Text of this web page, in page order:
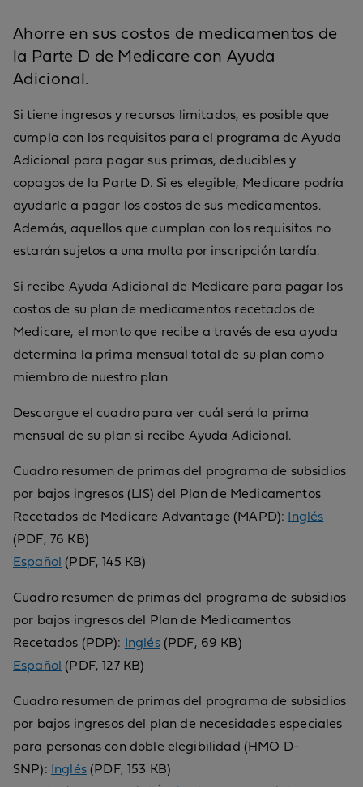
Ahorre en sus costos de medicamentos de
la Parte D de Medicare con Ayuda
Adicional.
Si tiene ingresos y recursos limitados, es posible que
cumpla con los requisitos para el programa de Ayuda
Adicional para pagar sus primas, deducibles y
copagos de la Parte D. Si es elegible, Medicare podría
ayudarle a pagar los costos de sus medicamentos.
Además, aquellos que cumplan con los requisitos no
estarán sujetos a una multa por inscripción tardía.
Si recibe Ayuda Adicional de Medicare para pagar los
costos de su plan de medicamentos recetados de
Medicare, el monto que recibe a través de esa ayuda
determina la prima mensual total de su plan como
miembro de nuestro plan.
Descargue el cuadro para ver cuál será la prima
mensual de su plan si recibe Ayuda Adicional.
Cuadro resumen de primas del programa de subsidios
por bajos ingresos (LIS) del Plan de Medicamentos
Recetados de Medicare Advantage (MAPD):
Inglés
(PDF, 76 KB)
Español (PDF, 145 KB)
Cuadro resumen de primas del programa de subsidios
por bajos ingresos del Plan de Medicamentos
Recetados (PDP):
Inglés(PDF, 69 KB)
Español (PDF, 127 KB)
Cuadro resumen de primas del programa de subsidios
por bajos ingresos del plan de necesidades especiales
para personas con doble elegibilidad (HMO D-
SNP):
Inglés(PDF, 153 KB)